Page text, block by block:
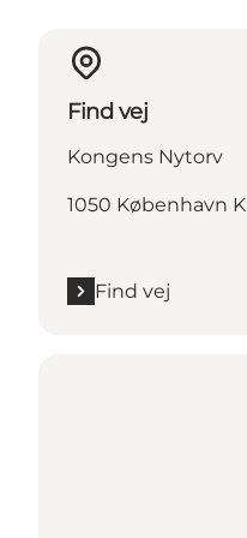
Find vej
Kongens Nytorv
1050 København K
Find vej